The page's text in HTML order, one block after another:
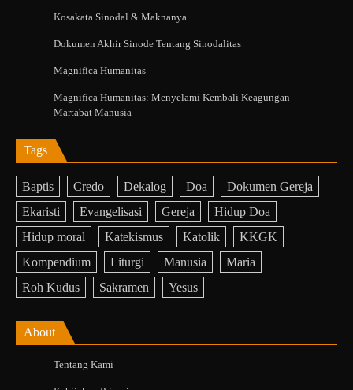
Kosakata Sinodal & Maknanya
Dokumen Akhir Sinode Tentang Sinodalitas
Magnifica Humanitas
Magnifica Humanitas: Menyelami Kembali Keagungan
Martabat Manusia
Tags
Baptis Credo Dekalog Doa
Dokumen Gereja
Ekaristi
Evangelisasi Gereja
Hidup Doa
Hidup moral
Katekismus Katolik
KKGK
Kompendium
Liturgi Manusia
Maria
Roh Kudus
Sakramen Yesus
About
Tentang Kami